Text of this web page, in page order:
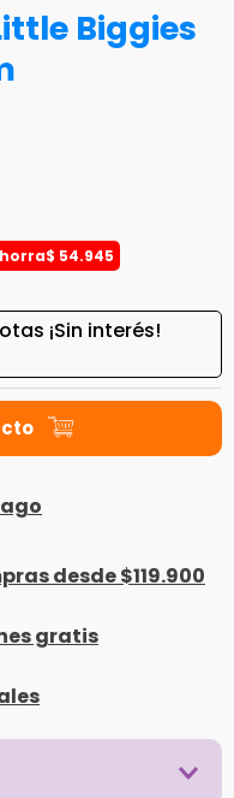
Biggies
$ 54.945
¡Sin interés!
desde $119.900
gratis